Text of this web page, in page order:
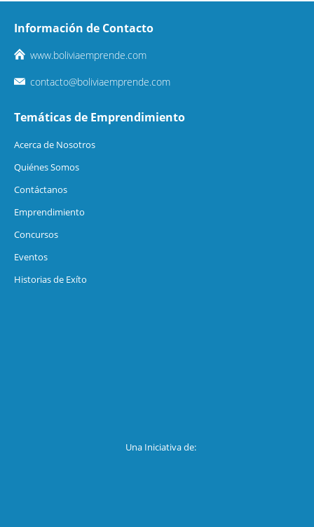
Información de Contacto
www.boliviaemprende.com
contacto@boliviaemprende.com
Temáticas de Emprendimiento
Acerca de Nosotros
Quiénes Somos
Contáctanos
Emprendimiento
Concursos
Eventos
Historias de Exíto
Una Iniciativa de: